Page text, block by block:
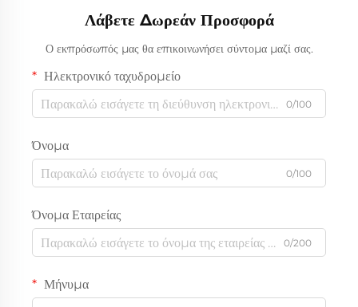
Λογότυπο Προσωποποίηση
Ψευδαργύρου
Λάβετε Δωρεάν Προσφορά
Ο εκπρόσωπός μας θα επικοινωνήσει σύντομα μαζί σας.
Ηλεκτρονικό ταχυδρομείο
0/100
Όνομα
0/100
Όνομα Εταιρείας
0/200
Μήνυμα